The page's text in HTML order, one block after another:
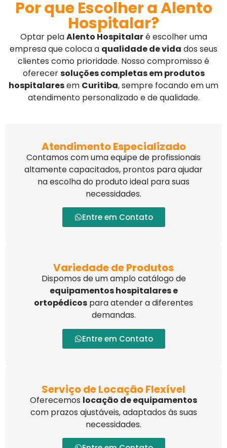
Por que Escolher a Alento
Hospitalar?
Optar pelaAlento Hospitalaré escolher uma
empresa que coloca a qualidade de vida dos seus
clientes como prioridade. Nosso compromisso é
oferecersoluções completas em produtos
hospitalaresem Curitiba, sempre focando em um
atendimento personalizado e de qualidade.
Atendimento Especializado
Contamos com uma equipe de profissionais
altamente capacitados, prontos para ajudar
na escolha do produto ideal para suas
necessidades.
Entre em Contato
Variedade de Produtos
Dispomos de um amplo catálogo de
equipamentos hospitalares e
ortopédicos para atender a diferentes
demandas.
Entre em Contato
Serviço de Locação Flexível
Oferecemos locação de equipamentos
com prazos ajustáveis, adaptados às suas
necessidades.